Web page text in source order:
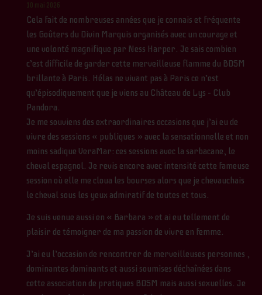
10 mai 2026
Cela fait de nombreuses années que je connais et fréquente
les Goûters du Divin Marquis organisés avec un courage et
une volonté magnifique par Ness Harper. Je sais combien
c’est difficile de garder cette merveilleuse flamme du BDSM
brillante à Paris. Hélas ne vivant pas à Paris ce n’est
qu’épisodiquement que je viens au Château de Lys – Club
Pandora.
Je me souviens des extraordinaires occasions que j’ai eu de
vivre des sessions « publiques » avec la sensationnelle et non
moins sadique VeraMar: ces sessions avec la sarbacane, le
cheval espagnol. Je revis encore avec intensité cette fameuse
session où elle me cloua les bourses alors que je chevauchais
le cheval sous les yeux admiratif de toutes et tous.
Je suis venue aussi en « Barbara » et ai eu tellement de
plaisir de témoigner de ma passion de vivre en femme.
J’ai eu l’occasion de rencontrer de merveilleuses personnes ,
dominantes dominants et aussi soumises déchaînées dans
cette association de pratiques BDSM mais aussi sexuelles. Je